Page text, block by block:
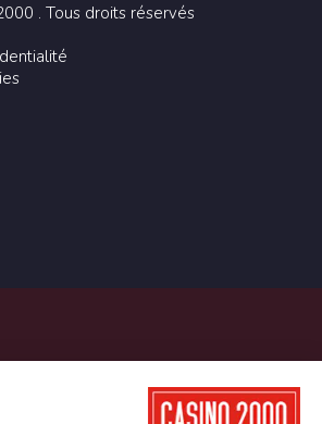
. Tous droits réservés